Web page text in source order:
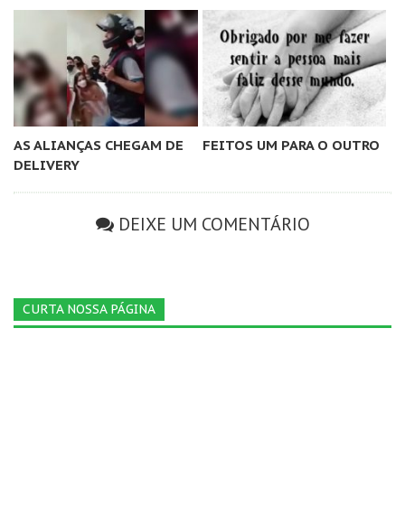
AS ALIANÇAS CHEGAM DE
DELIVERY
FEITOS UM PARA O OUTRO
DEIXE UM COMENTÁRIO
CURTA NOSSA PÁGINA